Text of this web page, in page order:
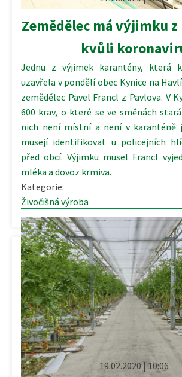
Zemědělec má výjimku
kvůli
Jednu z výjimek karantény, která
uzavřela v pondělí obec Kynice na
zemědělec Pavel Francl z Pavlova. V
600 krav, o které se ve směnách
nich není místní a není v karanténě
musejí identifikovat u policejních
před obcí. Výjimku musel Francl
mléka a dovoz krmiva.
Kategorie:
Živočišná výroba
19.02.2020 | 10:06